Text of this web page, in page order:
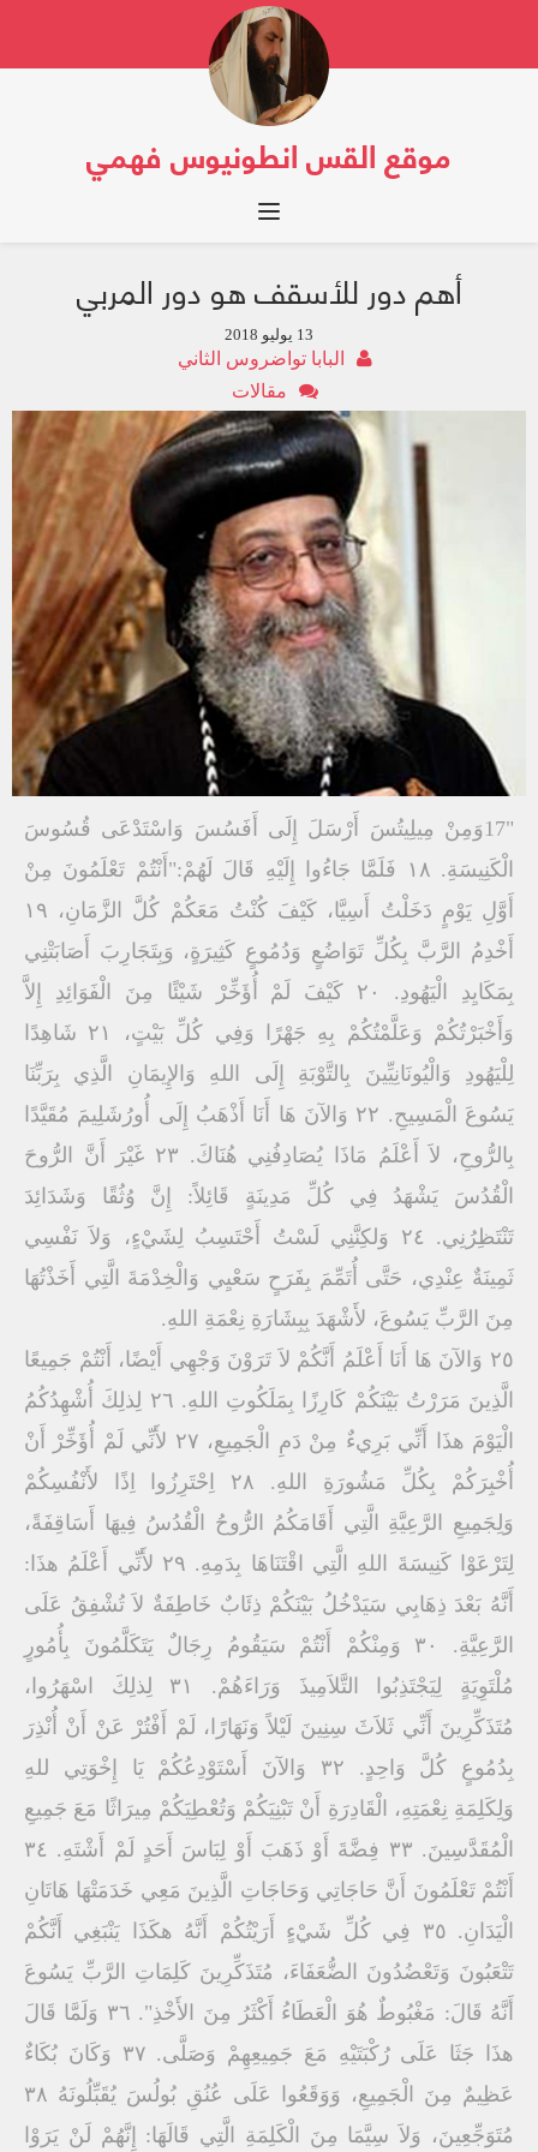
موقع القس انطونيوس فهمي
Toggle navigation
أهم دور للأسقف هو دور المربي
13 يوليو 2018
البابا تواضروس الثاني
مقالات
"17وَمِنْ مِيلِيتُسَ أَرْسَلَ إِلَى أَفَسُسَ وَاسْتَدْعَى قُسُوسَ
الْكَنِيسَةِ. ١٨ فَلَمَّا جَاءُوا إِلَيْهِ قَالَ لَهُمْ:"أَنْتُمْ تَعْلَمُونَ مِنْ
أَوَّلِ يَوْمٍ دَخَلْتُ أَسِيَّا، كَيْفَ كُنْتُ مَعَكُمْ كُلَّ الزَّمَانِ، ١٩
أَخْدِمُ الرَّبَّ بِكُلِّ تَوَاضُعٍ وَدُمُوعٍ كَثِيرَةٍ، وَبِتَجَارِبَ أَصَابَتْنِي
بِمَكَايِدِ الْيَهُودِ. ٢٠ كَيْفَ لَمْ أُؤَخِّرْ شَيْئًا مِنَ الْفَوَائِدِ إِلاَّ
وَأَخْبَرْتُكُمْ وَعَلَّمْتُكُمْ بِهِ جَهْرًا وَفِي كُلِّ بَيْتٍ، ٢١ شَاهِدًا
لِلْيَهُودِ وَالْيُونَانِيِّينَ بِالتَّوْبَةِ إِلَى اللهِ وَالإِيمَانِ الَّذِي بِرَبِّنَا
يَسُوعَ الْمَسِيحِ. ٢٢ وَالآنَ هَا أَنَا أَذْهَبُ إِلَى أُورُشَلِيمَ مُقَيَّدًا
بِالرُّوحِ، لاَ أَعْلَمُ مَاذَا يُصَادِفُنِي هُنَاكَ. ٢٣ غَيْرَ أَنَّ الرُّوحَ
الْقُدُسَ يَشْهَدُ فِي كُلِّ مَدِينَةٍ قَائِلاً: إِنَّ وُثُقًا وَشَدَائِدَ
تَنْتَظِرُنِي. ٢٤ وَلكِنَّنِي لَسْتُ أَحْتَسِبُ لِشَيْءٍ، وَلاَ نَفْسِي
ثَمِينَةٌ عِنْدِي، حَتَّى أُتَمِّمَ بِفَرَحٍ سَعْيِي وَالْخِدْمَةَ الَّتِي أَخَذْتُهَا
مِنَ الرَّبِّ يَسُوعَ، لأَشْهَدَ بِبِشَارَةِ نِعْمَةِ اللهِ.
٢٥ وَالآنَ هَا أَنَا أَعْلَمُ أَنَّكُمْ لاَ تَرَوْنَ وَجْهِي أَيْضًا، أَنْتُمْ جَمِيعًا
الَّذِينَ مَرَرْتُ بَيْنَكُمْ كَارِزًا بِمَلَكُوتِ اللهِ. ٢٦ لِذلِكَ أُشْهِدُكُمُ
الْيَوْمَ هذَا أَنِّي بَرِيءٌ مِنْ دَمِ الْجَمِيعِ، ٢٧ لأَنِّي لَمْ أُؤَخِّرْ أَنْ
أُخْبِرَكُمْ بِكُلِّ مَشُورَةِ اللهِ. ٢٨ اِحْتَرِزُوا اِذًا لأَنْفُسِكُمْ
وَلِجَمِيعِ الرَّعِيَّةِ الَّتِي أَقَامَكُمُ الرُّوحُ الْقُدُسُ فِيهَا أَسَاقِفَةً،
لِتَرْعَوْا كَنِيسَةَ اللهِ الَّتِي اقْتَنَاهَا بِدَمِهِ. ٢٩ لأَنِّي أَعْلَمُ هذَا:
أَنَّهُ بَعْدَ ذِهَابِي سَيَدْخُلُ بَيْنَكُمْ ذِئَابٌ خَاطِفَةٌ لاَ تُشْفِقُ عَلَى
الرَّعِيَّةِ. ٣٠ وَمِنْكُمْ أَنْتُمْ سَيَقُومُ رِجَالٌ يَتَكَلَّمُونَ بِأُمُورٍ
مُلْتَوِيَةٍ لِيَجْتَذِبُوا التَّلاَمِيذَ وَرَاءَهُمْ. ٣١ لِذلِكَ اسْهَرُوا،
مُتَذَكِّرِينَ أَنِّي ثَلاَثَ سِنِينَ لَيْلاً وَنَهَارًا، لَمْ أَفْتُرْ عَنْ أَنْ أُنْذِرَ
بِدُمُوعٍ كُلَّ وَاحِدٍ. ٣٢ وَالآنَ أَسْتَوْدِعُكُمْ يَا إِخْوَتِي للهِ
وَلِكَلِمَةِ نِعْمَتِهِ، الْقَادِرَةِ أَنْ تَبْنِيَكُمْ وَتُعْطِيَكُمْ مِيرَاثًا مَعَ جَمِيعِ
الْمُقَدَّسِينَ. ٣٣ فِضَّةَ أَوْ ذَهَبَ أَوْ لِبَاسَ أَحَدٍ لَمْ أَشْتَهِ. ٣٤
أَنْتُمْ تَعْلَمُونَ أَنَّ حَاجَاتِي وَحَاجَاتِ الَّذِينَ مَعِي خَدَمَتْهَا هَاتَانِ
الْيَدَانِ. ٣٥ فِي كُلِّ شَيْءٍ أَرَيْتُكُمْ أَنَّهُ هكَذَا يَنْبَغِي أَنَّكُمْ
تَتْعَبُونَ وَتَعْضُدُونَ الضُّعَفَاءَ، مُتَذَكِّرِينَ كَلِمَاتِ الرَّبِّ يَسُوعَ
أَنَّهُ قَالَ: مَغْبُوطٌ هُوَ الْعَطَاءُ أَكْثَرُ مِنَ الأَخْذِ". ٣٦ وَلَمَّا قَالَ
هذَا جَثَا عَلَى رُكْبَتَيْهِ مَعَ جَمِيعِهِمْ وَصَلَّى. ٣٧ وَكَانَ بُكَاءٌ
عَظِيمٌ مِنَ الْجَمِيعِ، وَوَقَعُوا عَلَى عُنُقِ بُولُسَ يُقَبِّلُونَهُ ٣٨
مُتَوَجِّعِينَ، وَلاَ سِيَّمَا مِنَ الْكَلِمَةِ الَّتِي قَالَهَا: إِنَّهُمْ لَنْ يَرَوْا